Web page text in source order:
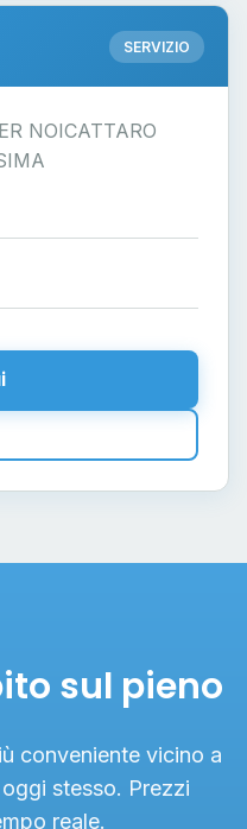
SERVIZIO
NOICATTARO
sul pieno
conveniente vicino a
stesso. Prezzi
reale.